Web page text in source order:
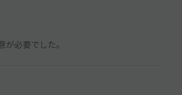
必要でした。